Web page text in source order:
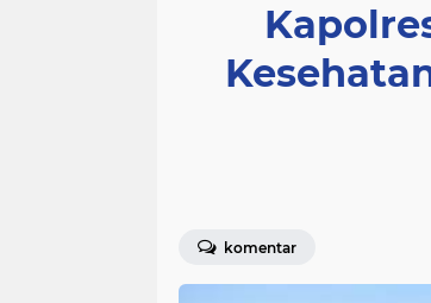
komentar